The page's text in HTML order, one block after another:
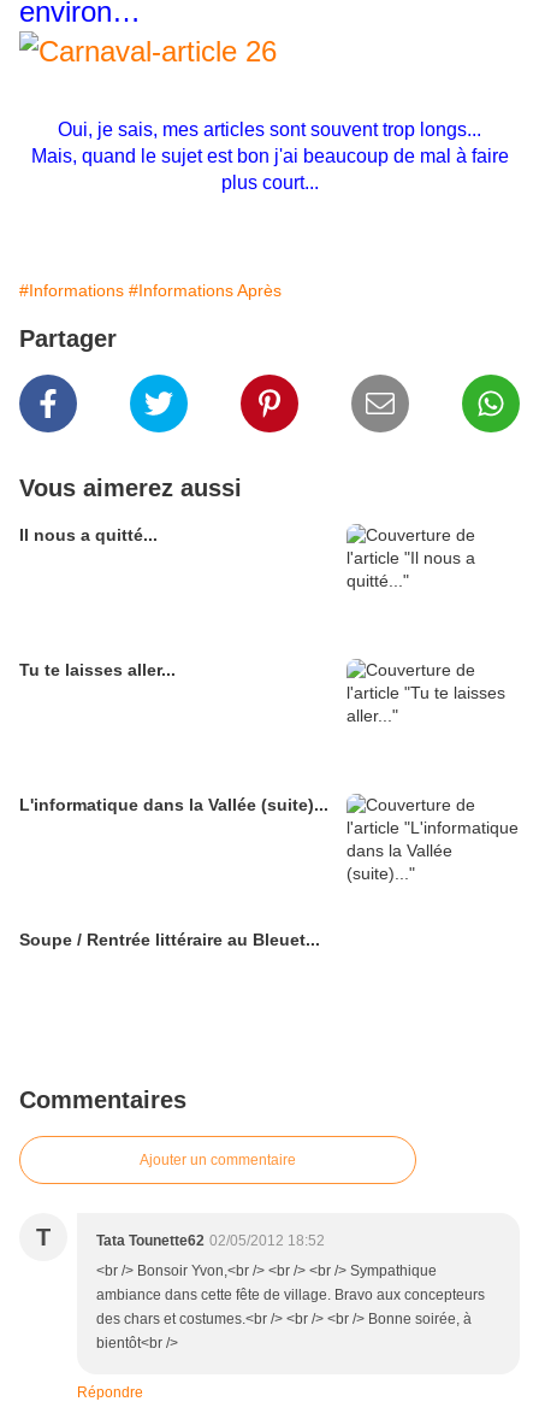
environ…
Oui, je sais, mes articles sont souvent trop longs...
Mais, quand le sujet est bon j'ai beaucoup de mal à faire
plus court...
#Informations #Informations Après
Partager
Vous aimerez aussi
Il nous a quitté...
Tu te laisses aller...
L'informatique dans la Vallée (suite)...
Soupe / Rentrée littéraire au Bleuet...
Commentaires
Ajouter un commentaire
T Tata Tounette62 02/05/2012 18:52
<br /> Bonsoir Yvon,<br /> <br /> <br /> Sympathique
ambiance dans cette fête de village. Bravo aux concepteurs
des chars et costumes.<br /> <br /> <br /> Bonne soirée, à
bientôt<br />
Répondre